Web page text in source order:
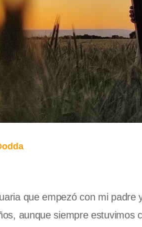
que empezó con mi
aunque siempre estuvimos